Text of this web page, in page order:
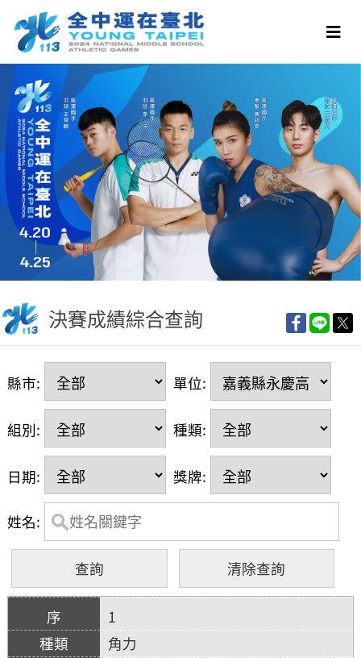
決賽成績綜合查詢
縣市: 單位:
組別: 種類:
日期: 獎牌:
姓名:
1
角力